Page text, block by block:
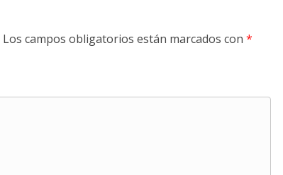
Los campos obligatorios están marcados con *